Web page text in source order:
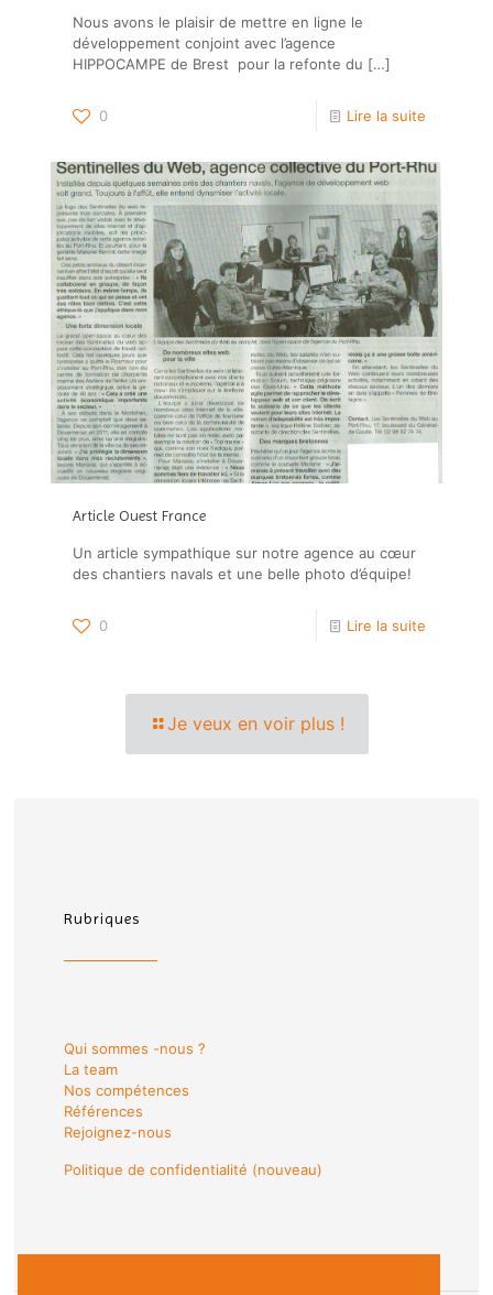
Nous avons le plaisir de mettre en ligne le
développement conjoint avec l’agence
HIPPOCAMPE de Brest pour la refonte du […]
0 Lire la suite
Article Ouest France
Un article sympathique sur notre agence au cœur
des chantiers navals et une belle photo d’équipe!
0 Lire la suite
Je veux en voir plus !
Rubriques
Qui sommes -nous ?
La team
Nos compétences
Références
Rejoignez-nous
Politique de confidentialité (nouveau)